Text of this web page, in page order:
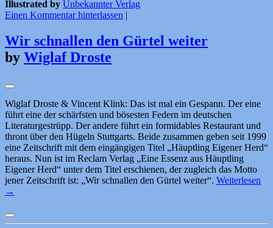
Illustrated by Unbekannter Verlag
Einen Kommentar hinterlassen
Wir schnallen den Gürtel weiter
by Wiglaf Droste
Wiglaf Droste & Vincent Klink: Das ist mal ein Gespann. Der eine
führt eine der schärfsten und bösesten Federn im deutschen
Literaturgestrüpp. Der andere führt ein formidables Restaurant und
thront über den Hügeln Stuttgarts. Beide zusammen geben seit 1999
eine Zeitschrift mit dem eingängigen Titel „Häuptling Eigener Herd“
heraus. Nun ist im Reclam Verlag „Eine Essenz aus Häuptling
Eigener Herd“ unter dem Titel erschienen, der zugleich das Motto
jener Zeitschrift ist: „Wir schnallen den Gürtel weiter“. Weiterlesen
→